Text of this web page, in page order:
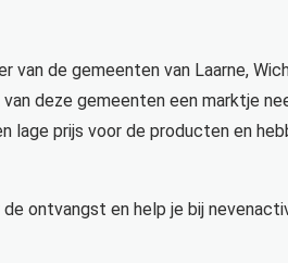
van de gemeenten van Laarne,
deze gemeenten een marktje
lage prijs voor de producten en
ontvangst en help je bij